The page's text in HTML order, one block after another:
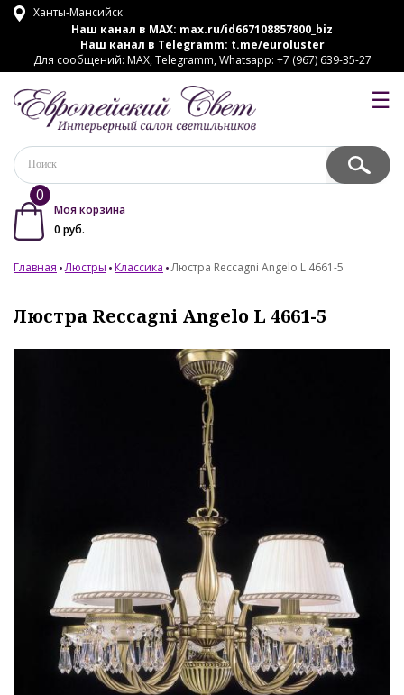
Ханты-Мансийск
Наш канал в MAX: max.ru/id667108857800_biz
Наш канал в Telegramm: t.me/euroluster
Для сообщений: MAX, Telegramm, Whatsapp: +7 (967) 639-35-27
☰
0
Моя корзина
0 руб.
Главная Люстры Классика Люстра Reccagni Angelo L 4661-5
Люстра Reccagni Angelo L 4661-5